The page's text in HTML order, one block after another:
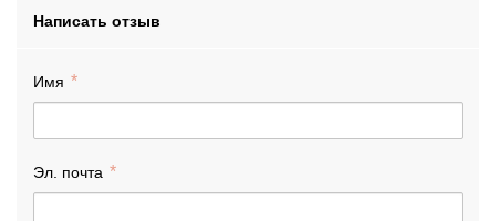
Написать отзыв
Имя
Эл. почта